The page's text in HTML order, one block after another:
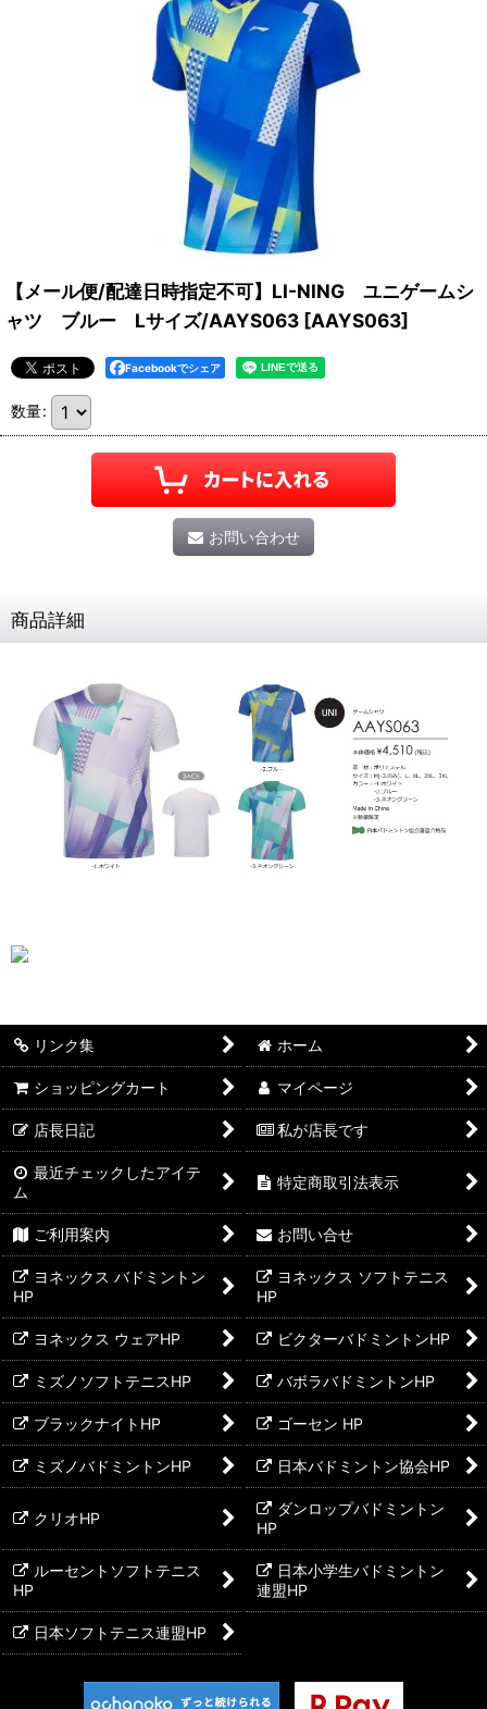
【メール便/配達日時指定不可】LI-NING ユニゲームシ
ャツ ブルー Lサイズ/AAYS063 [AAYS063]
Facebookでシェア
数量:
お問い合わせ
商品詳細
リンク集 ホーム
ショッピングカート マイページ
店長日記 私が店長です
最近チェックしたアイテ
ム
特定商取引法表示
ご利用案内 お問い合せ
ヨネックス バドミントン
HP
ヨネックス ソフトテニス
HP
ヨネックス ウェアHP ビクターバドミントンHP
ミズノソフトテニスHP バボラバドミントンHP
ブラックナイトHP ゴーセン HP
ミズノバドミントンHP 日本バドミントン協会HP
クリオHP
ダンロップバドミントン
HP
ルーセントソフトテニス
HP
日本小学生バドミントン
連盟HP
日本ソフトテニス連盟HP